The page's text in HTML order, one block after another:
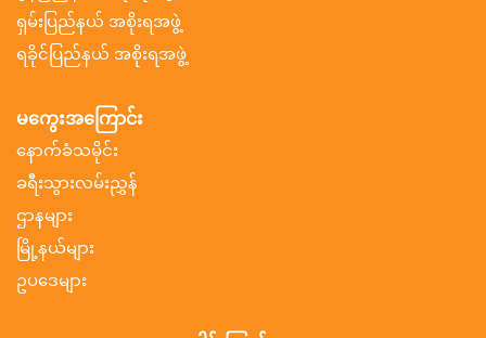
ရှမ်းပြည်နယ် အစိုးရအဖွဲ့
ရခိုင်ပြည်နယ် အစိုးရအဖွဲ့
မကွေးအကြောင်း
နောက်ခံသမိုင်း
ခရီးသွားလမ်းညွှန်
ဌာနများ
မြို့နယ်များ
ဥပဒေများ